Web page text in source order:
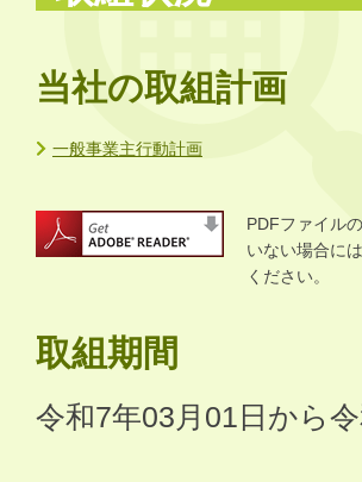
当社の取組計画
一般事業主行動計画
PDFファイル
いない場合に
ください。
取組期間
令和7年03月01日から